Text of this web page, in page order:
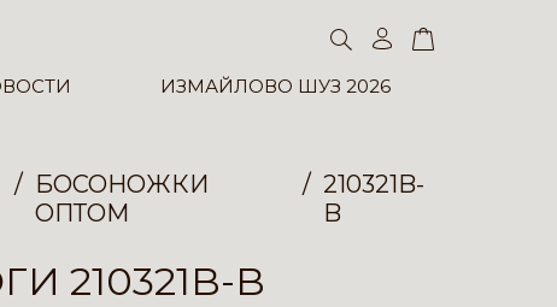
ИЗМАЙЛОВО ШУЗ 2026
БОСОНОЖКИ
ОПТОМ
210321B-
B
210321B-B